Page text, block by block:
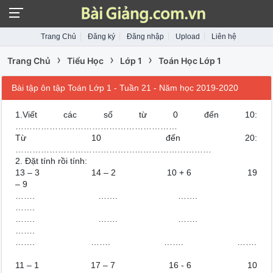
Trang Chủ Đăng ký Đăng nhập Upload Liên hệ
Trang Chủ › Tiểu Học › Lớp 1 › Toán Học Lớp 1
Bài tập ôn tập Toán Lớp 1 - Tuần 21 - Năm học 2019-2020
1.Viết các số từ 0 đến 10:
Từ 10 đến 20:
2. Đặt tính rồi tính:
13 – 3 14 – 2 10 + 6 19
– 9
11 – 1 17 – 7 16 - 6 10